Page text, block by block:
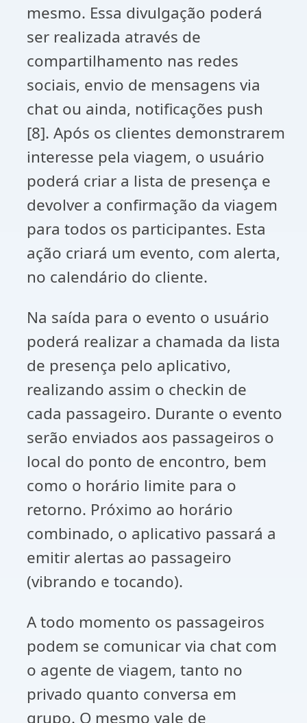
mesmo. Essa divulgação poderá
ser realizada através de
compartilhamento nas redes
sociais, envio de mensagens via
chat ou ainda, notificações push
[8]. Após os clientes demonstrarem
interesse pela viagem, o usuário
poderá criar a lista de presença e
devolver a confirmação da viagem
para todos os participantes. Esta
ação criará um evento, com alerta,
no calendário do cliente.
Na saída para o evento o usuário
poderá realizar a chamada da lista
de presença pelo aplicativo,
realizando assim o checkin de
cada passageiro. Durante o evento
serão enviados aos passageiros o
local do ponto de encontro, bem
como o horário limite para o
retorno. Próximo ao horário
combinado, o aplicativo passará a
emitir alertas ao passageiro
(vibrando e tocando).
A todo momento os passageiros
podem se comunicar via chat com
o agente de viagem, tanto no
privado quanto conversa em
grupo. O mesmo vale de